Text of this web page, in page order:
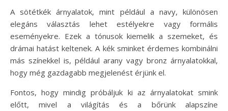
A sötétkék árnyalatok, mint például a navy, különösen
elegáns választás lehet estélyekre vagy formális
eseményekre. Ezek a tónusok kiemelik a szemeket, és
drámai hatást keltenek. A kék sminket érdemes kombinálni
más színekkel is, például arany vagy bronz árnyalatokkal,
hogy még gazdagabb megjelenést érjünk el.
Fontos, hogy mindig próbáljuk ki az árnyalatokat smink
előtt, mivel a világítás és a bőrünk alapszíne